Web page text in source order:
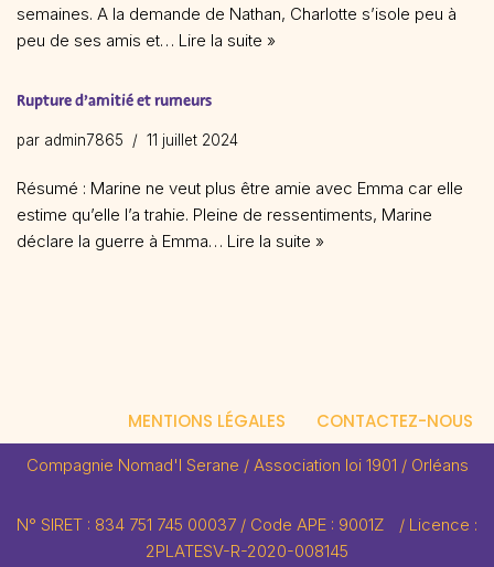
semaines. A la demande de Nathan, Charlotte s’isole peu à
peu de ses amis et… Lire la suite »
Rupture d’amitié et rumeurs
par admin7865 11 juillet 2024
Résumé : Marine ne veut plus être amie avec Emma car elle
estime qu’elle l’a trahie. Pleine de ressentiments, Marine
déclare la guerre à Emma… Lire la suite »
MENTIONS LÉGALES CONTACTEZ-NOUS
Compagnie Nomad'I Serane / Association loi 1901 / Orléans
N° SIRET : 834 751 745 00037 / Code APE : 9001Z / Licence :
2PLATESV-R-2020-008145